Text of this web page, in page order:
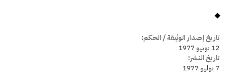
تاريخ إصدار الوثيقة / الحكم:
12 يونيو 1977
تاريخ النشر:
7 يوليو 1977